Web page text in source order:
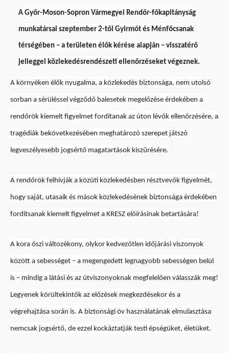
A Győr-Moson-Sopron Vármegyei Rendőr-főkapitányság
munkatársai szeptember 2-től Gyirmót és Ménfőcsanak
térségében – a területen élők kérése alapján – visszatérő
jelleggel közlekedésrendészeti ellenőrzéseket végeznek.
A környéken élők nyugalma, a közlekedés biztonsága, nem utolsó
sorban a sérüléssel végződő balesetek megelőzése érdekében a
rendőrök kiemelt figyelmet fordítanak az úton lévők ellenőrzésére, a
tragédiák bekövetkezésében meghatározó szerepet játszó
legveszélyesebb jogsértő magatartások kiszűrésére.
A rendőrök felhívják a közúti közlekedésben résztvevők figyelmét,
hogy saját, utasaik és mások közlekedésének biztonsága érdekében
fordítsanak kiemelt figyelmet a KRESZ előírásinak betartására!
A kora őszi változékony, olykor kedvezőtlen időjárási viszonyok
között a sebességet – a megengedett legnagyobb sebességen belül
is – mindig a látási és az útviszonyoknak megfelelően válasszák meg!
Legyenek körültekintők az előzések megkezdésekor és a
végrehajtása során is. A biztonsági öv használatának elmulasztása
nemcsak jogsértő, de ezzel kockáztatják testi épségüket, életüket.